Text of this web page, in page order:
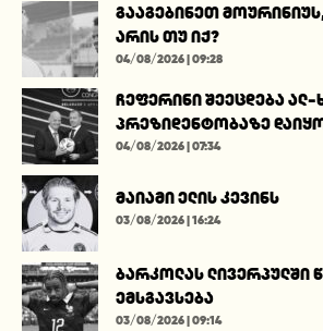
გააგებინეთ
არის თუ იქ?
04/08/2026 | 09:28
ჩეფერინი შეეცდება
პრეზიდენტობაზე
04/08/2026 | 07:34
მაიამი ელის კევინს
03/08/2026 | 16:24
ბარკოლას ლივერპულში
ემსგავსება
03/08/2026 | 09:14